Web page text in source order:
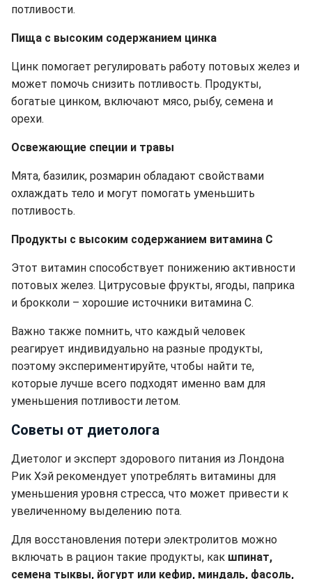
потливости.
Пища с высоким содержанием цинка
Цинк помогает регулировать работу потовых желез и
может помочь снизить потливость. Продукты,
богатые цинком, включают мясо, рыбу, семена и
орехи.
Освежающие специи и травы
Мята, базилик, розмарин обладают свойствами
охлаждать тело и могут помогать уменьшить
потливость.
Продукты с высоким содержанием витамина С
Этот витамин способствует понижению активности
потовых желез. Цитрусовые фрукты, ягоды, паприка
и брокколи – хорошие источники витамина С.
Важно также помнить, что каждый человек
реагирует индивидуально на разные продукты,
поэтому экспериментируйте, чтобы найти те,
которые лучше всего подходят именно вам для
уменьшения потливости летом.
Советы от диетолога
Диетолог и эксперт здорового питания из Лондона
Рик Хэй рекомендует употреблять витамины для
уменьшения уровня стресса, что может привести к
увеличенному выделению пота.
Для восстановления потери электролитов можно
включать в рацион такие продукты, как шпинат,
семена тыквы, йогурт или кефир, миндаль, фасоль,